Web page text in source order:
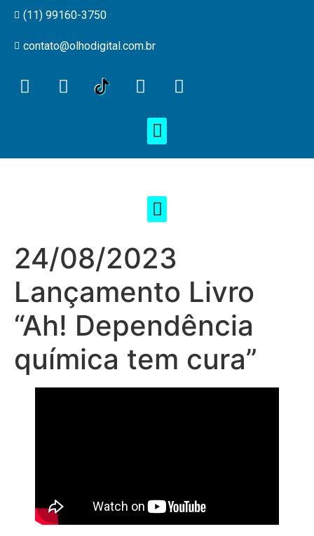
(11) 99160-3750
contato@olhodigital.com.br
24/08/2023
Lançamento Livro
“Ah! Dependência
química tem cura”